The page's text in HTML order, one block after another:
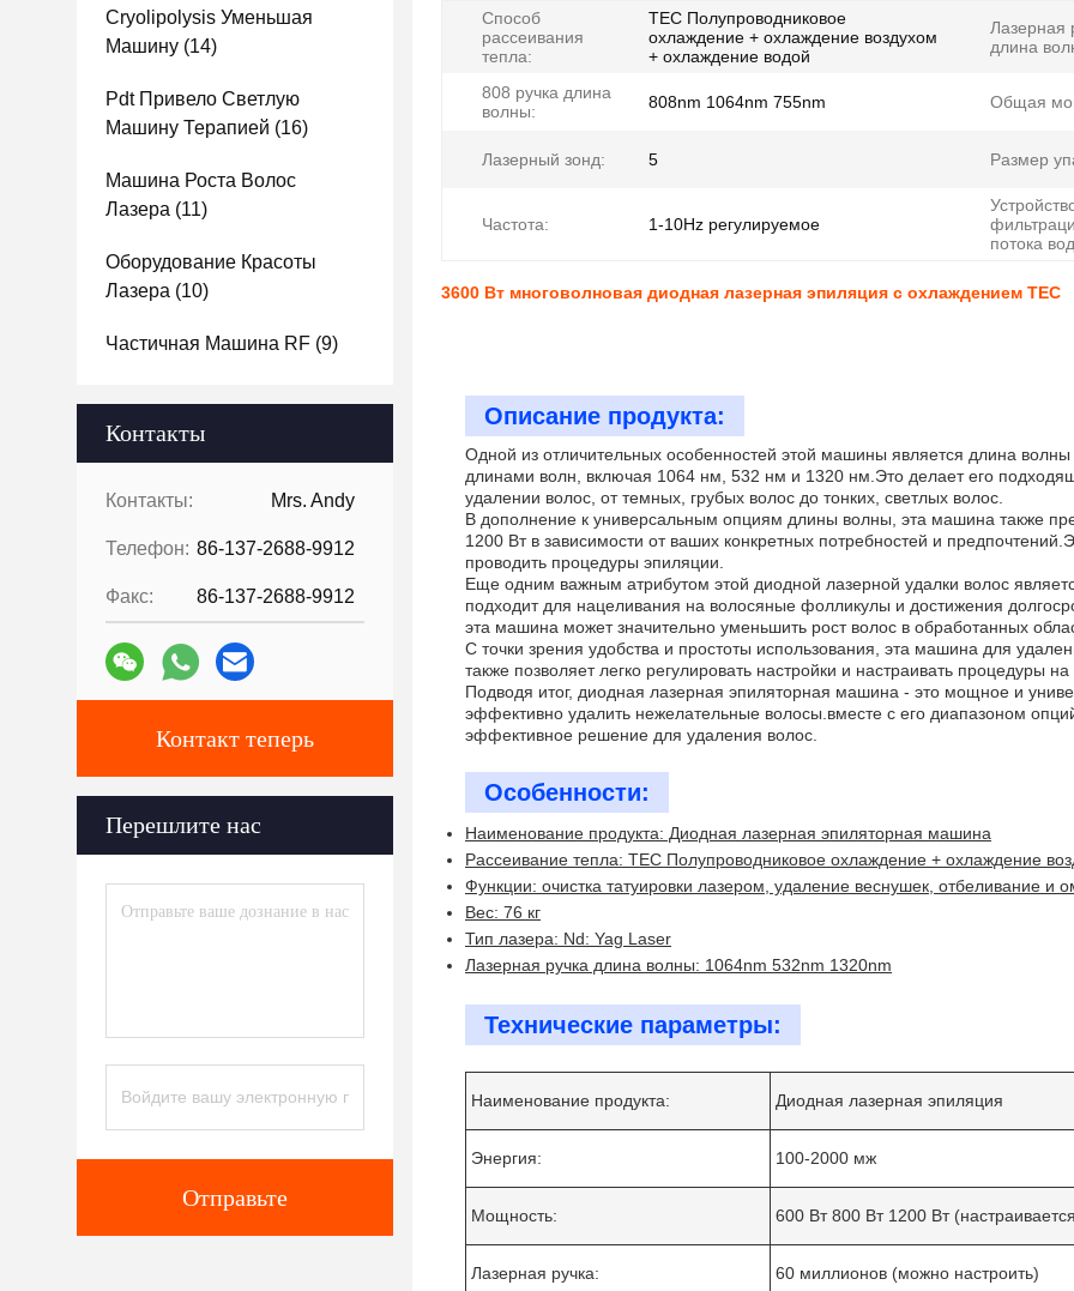
Оставьте сообщение
Cryolipolysis Уменьшая
Машину (14)
Pdt Привело Светлую
Машину Терапией (16)
Машина Роста Волос
Лазера (11)
Оборудование Красоты
Лазера (10)
Частичная Машина RF (9)
Контакты
Контакты: Mrs. Andy
Телефон: 86-137-2688-9912
Факс: 86-137-2688-9912
Контакт теперь
Перешлите нас
Отправьте
Способ
рассеивания
тепла:
TEC Полупроводниковое
охлаждение + охлаждение воздухом
+ охлаждение водой
Лазерная
длина
808 ручка длина
волны:
808nm 1064nm 755nm Общая
Лазерный зонд: 5 Размер
Частота: 1-10Hz регулируемое
потока
3600 Вт многоволновая диодная лазерная эпиляция с охлаждением TEC
Описание продукта:
Одной из отличительных особенностей этой машины является длина
длинами волн, включая 1064 нм, 532 нм и 1320 нм.Это делает его
удалении волос, от темных, грубых волос до тонких, светлых волос.
В дополнение к универсальным опциям длины волны, эта машина также
1200 Вт в зависимости от ваших конкретных потребностей и
проводить процедуры эпиляции.
Еще одним важным атрибутом этой диодной лазерной удалки волос
подходит для нацеливания на волосяные фолликулы и достижения
эта машина может значительно уменьшить рост волос в обработанных
С точки зрения удобства и простоты использования, эта машина для
также позволяет легко регулировать настройки и настраивать процедуры
Подводя итог, диодная лазерная эпиляторная машина - это мощное и
эффективно удалить нежелательные волосы.вместе с его диапазоном
эффективное решение для удаления волос.
Особенности:
Наименование продукта: Диодная лазерная эпиляторная машина
Рассеивание тепла: TEC Полупроводниковое охлаждение + охлаждение
Функции: очистка татуировки лазером, удаление веснушек, отбеливание и
Вес: 76 кг
Тип лазера: Nd: Yag Laser
Лазерная ручка длина волны: 1064nm 532nm 1320nm
Технические параметры:
Наименование продукта: Диодная лазерная эпиляция
Энергия: 100-2000 мж
Мощность: 600 Вт 800 Вт 1200 Вт
Лазерная ручка: 60 миллионов (можно настроить)